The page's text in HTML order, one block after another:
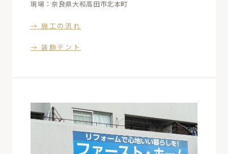
現場：奈良県大和高田市北本町
→ 施工の流れ
→ 装飾テント